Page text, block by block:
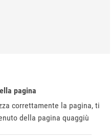
pagina
correttamente la pagina, ti
della pagina quaggiù